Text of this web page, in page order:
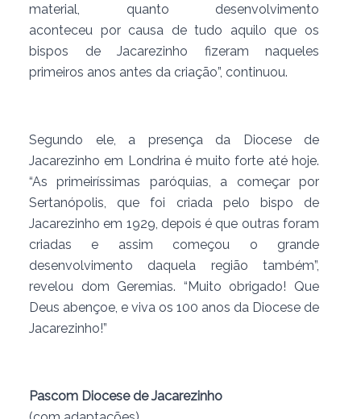
material, quanto desenvolvimento
aconteceu por causa de tudo aquilo que os
bispos de Jacarezinho fizeram naqueles
primeiros anos antes da criação”, continuou.
Segundo ele, a presença da Diocese de
Jacarezinho em Londrina é muito forte até hoje.
“As primeiríssimas paróquias, a começar por
Sertanópolis, que foi criada pelo bispo de
Jacarezinho em 1929, depois é que outras foram
criadas e assim começou o grande
desenvolvimento daquela região também”,
revelou dom Geremias. “Muito obrigado! Que
Deus abençoe, e viva os 100 anos da Diocese de
Jacarezinho!”
Pascom Diocese de Jacarezinho